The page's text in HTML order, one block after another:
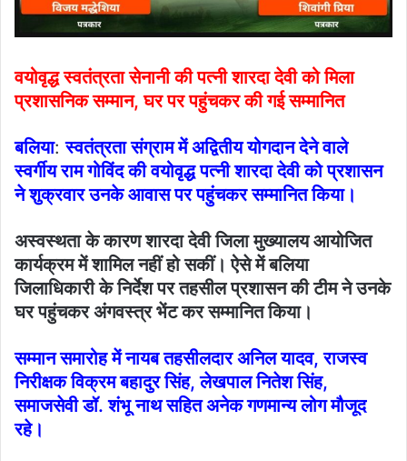
वयोवृद्ध स्वतंत्रता सेनानी की पत्नी शारदा देवी को मिला
प्रशासनिक सम्मान, घर पर पहुंचकर की गई सम्मानित
बलिया: स्वतंत्रता संग्राम में अद्वितीय योगदान देने वाले
स्वर्गीय राम गोविंद की वयोवृद्ध पत्नी शारदा देवी को प्रशासन
ने शुक्रवार उनके आवास पर पहुंचकर सम्मानित किया।
अस्वस्थता के कारण शारदा देवी जिला मुख्यालय आयोजित
कार्यक्रम में शामिल नहीं हो सकीं। ऐसे में बलिया
जिलाधिकारी के निर्देश पर तहसील प्रशासन की टीम ने उनके
घर पहुंचकर अंगवस्त्र भेंट कर सम्मानित किया।
सम्मान समारोह में नायब तहसीलदार अनिल यादव, राजस्व
निरीक्षक विक्रम बहादुर सिंह, लेखपाल नितेश सिंह,
समाजसेवी डॉ. शंभू नाथ सहित अनेक गणमान्य लोग मौजूद
रहे।